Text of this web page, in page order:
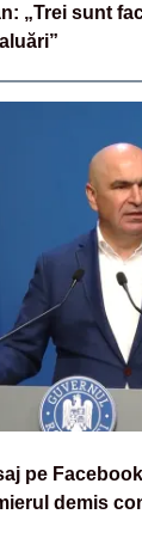
„Trei sunt
pe
demis